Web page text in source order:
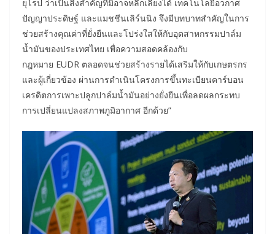
ยุโรป ว่าเป็นสิ่งสำคัญที่มิอาจหลีกเลี่ยงได้ เทคโนโลยีอวกาศ
ปัญญาประดิษฐ์ และแมชชีนเลิร์นนิง จึงมีบทบาทสำคัญในการ
ช่วยสร้างคุณค่าที่ยั่งยืนและโปร่งใสให้กับอุตสาหกรรมปาล์ม
น้ำมันของประเทศไทย เพื่อความสอดคล้องกับ
กฎหมาย EUDR ตลอดจนช่วยสร้างรายได้เสริมให้กับเกษตรกร
และผู้เกี่ยวข้อง ผ่านการดำเนินโครงการขึ้นทะเบียนคาร์บอน
เครดิตการเพาะปลูกปาล์มน้ำมันอย่างยั่งยืนเพื่อลดผลกระทบ
การเปลี่ยนแปลงสภาพภูมิอากาศ อีกด้วย”